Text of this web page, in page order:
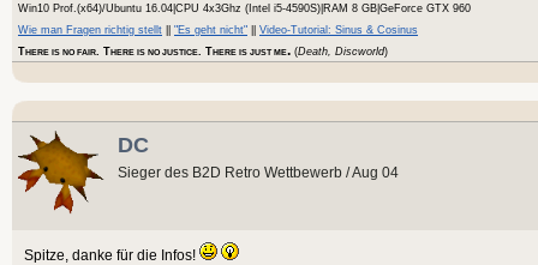
Win10 Prof.(x64)/Ubuntu 16.04|CPU 4x3Ghz (Intel i5-4590S)|RAM 8 GB|GeForce GTX 960
Wie man Fragen richtig stellt
"Es geht nicht"
Video-Tutorial: Sinus & Cosinus
THERE IS NO FAIR . THERE IS NO JUSTICE . THERE IS JUST ME. (Death, Discworld)
DC
Sieger des B2D Retro Wettbewerb / Aug 04
Spitze, danke für die Infos!